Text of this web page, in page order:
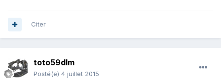
Citer
toto59dlm
Posté(e) 4 juillet 2015